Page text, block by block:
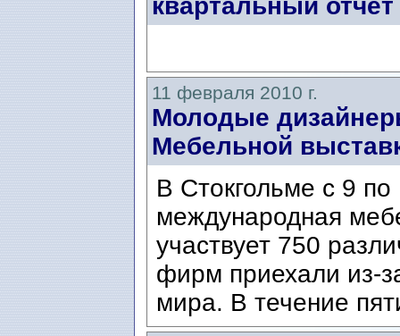
квартальный отчет
11 февраля 2010 г.
Молодые
Мебельной
В Стокгольме с 9
международная
участвует 750
фирм приехали из-
мира. В течение